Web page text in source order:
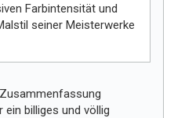
Farbintensität und
seiner Meisterwerke
billiges und völlig